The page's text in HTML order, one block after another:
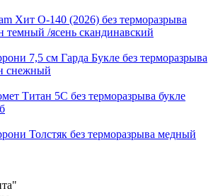
Хит О-140 (2026) без терморазрыва
темный /ясень скандинавский
7,5 см Гарда Букле без терморазрыва
снежный
Титан 5С без терморазрыва букле
Толстяк без терморазрыва медный